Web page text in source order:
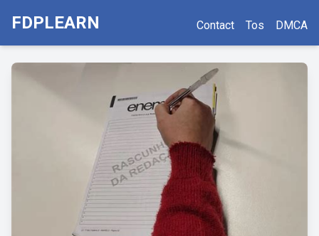
FDPLEARN Contact Tos DMCA